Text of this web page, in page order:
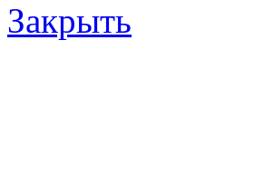
Закрыть